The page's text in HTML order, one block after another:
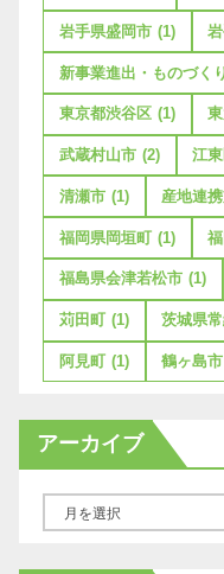
岩手県盛岡市 (1)
新事業進出・ものづく
東京都渋谷区 (1)
武蔵村山市 (2) 江
清瀬市 (1) 産地連
福岡県岡垣町 (1)
福島県会津若松市 (1)
苅田町 (1) 茨城県
阿見町 (1) 鶴ヶ島市
アーカイブ